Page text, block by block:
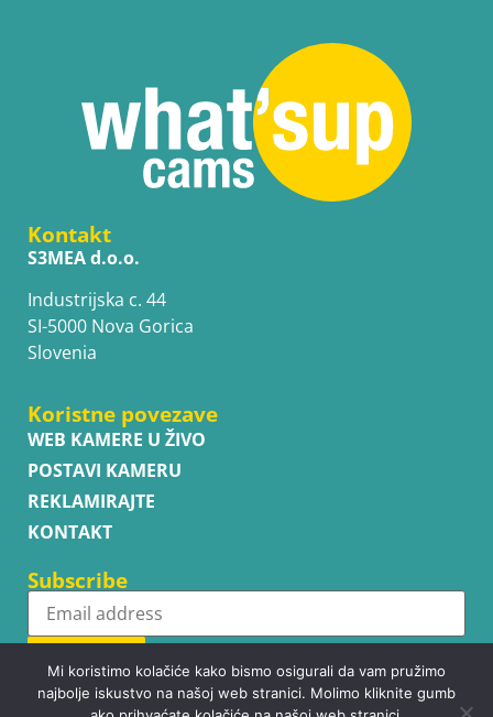
Kontakt
S3MEA d.o.o.
Industrijska c. 44
SI-5000 Nova Gorica
Slovenia
Koristne povezave
WEB KAMERE U ŽIVO
POSTAVI KAMERU
REKLAMIRAJTE
KONTAKT
Subscribe
Subscribe
Mi koristimo kolačiće kako bismo osigurali da vam pružimo
najbolje iskustvo na našoj web stranici. Molimo kliknite gumb